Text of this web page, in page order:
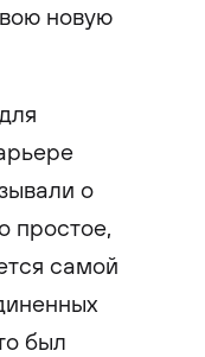
новую
о
простое,
самой
был